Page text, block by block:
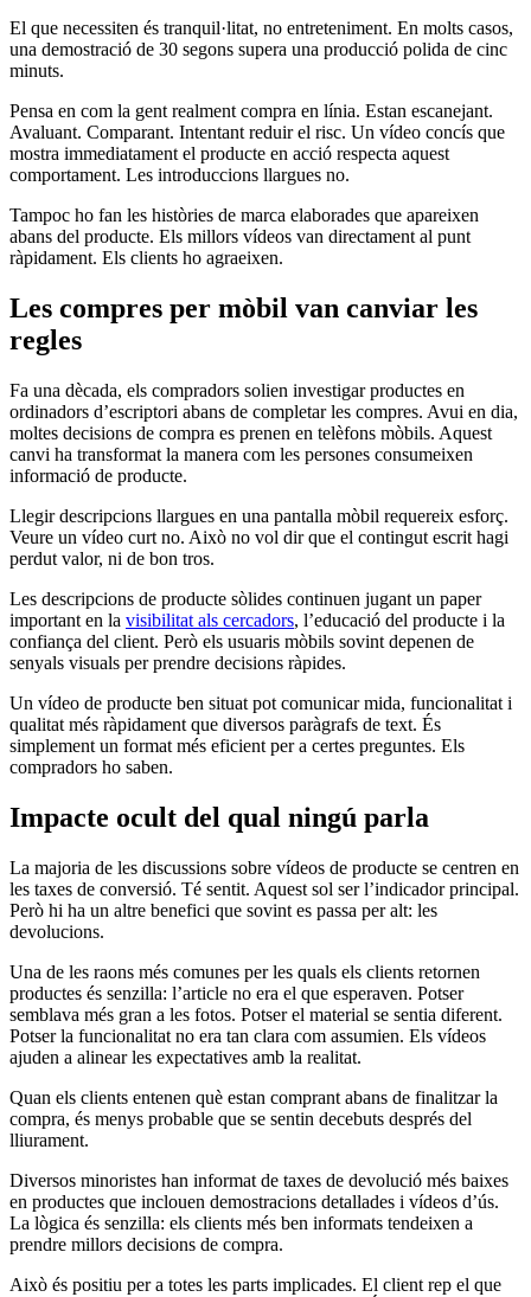
El que necessiten és tranquil·litat, no entreteniment. En molts casos,
una demostració de 30 segons supera una producció polida de cinc
minuts.
Pensa en com la gent realment compra en línia. Estan escanejant.
Avaluant. Comparant. Intentant reduir el risc. Un vídeo concís que
mostra immediatament el producte en acció respecta aquest
comportament. Les introduccions llargues no.
Tampoc ho fan les històries de marca elaborades que apareixen
abans del producte. Els millors vídeos van directament al punt
ràpidament. Els clients ho agraeixen.
Les compres per mòbil van canviar les
regles
Fa una dècada, els compradors solien investigar productes en
ordinadors d’escriptori abans de completar les compres. Avui en dia,
moltes decisions de compra es prenen en telèfons mòbils. Aquest
canvi ha transformat la manera com les persones consumeixen
informació de producte.
Llegir descripcions llargues en una pantalla mòbil requereix esforç.
Veure un vídeo curt no. Això no vol dir que el contingut escrit hagi
perdut valor, ni de bon tros.
Les descripcions de producte sòlides continuen jugant un paper
important en la visibilitat als cercadors, l’educació del producte i la
confiança del client. Però els usuaris mòbils sovint depenen de
senyals visuals per prendre decisions ràpides.
Un vídeo de producte ben situat pot comunicar mida, funcionalitat i
qualitat més ràpidament que diversos paràgrafs de text. És
simplement un format més eficient per a certes preguntes. Els
compradors ho saben.
Impacte ocult del qual ningú parla
La majoria de les discussions sobre vídeos de producte se centren en
les taxes de conversió. Té sentit. Aquest sol ser l’indicador principal.
Però hi ha un altre benefici que sovint es passa per alt: les
devolucions.
Una de les raons més comunes per les quals els clients retornen
productes és senzilla: l’article no era el que esperaven. Potser
semblava més gran a les fotos. Potser el material se sentia diferent.
Potser la funcionalitat no era tan clara com assumien. Els vídeos
ajuden a alinear les expectatives amb la realitat.
Quan els clients entenen què estan comprant abans de finalitzar la
compra, és menys probable que se sentin decebuts després del
lliurament.
Diversos minoristes han informat de taxes de devolució més baixes
en productes que inclouen demostracions detallades i vídeos d’ús.
La lògica és senzilla: els clients més ben informats tendeixen a
prendre millors decisions de compra.
Això és positiu per a totes les parts implicades. El client rep el que